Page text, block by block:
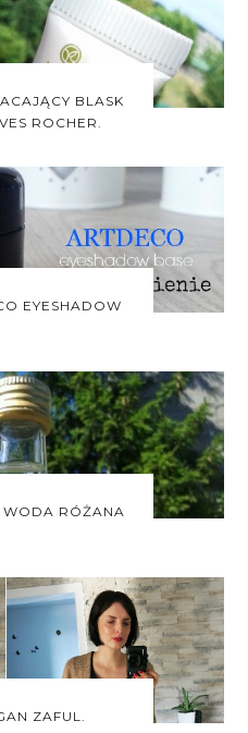
BLASK
ROCHER.
EYESHADOW
RÓŻANA
ZAFUL.